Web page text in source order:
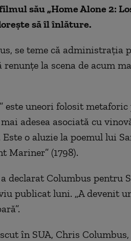
său „Home Alone 2:
să îl înlăture.
se teme că administrația
la scena de acum
este uneori folosit
adesea asociată cu
o aluzie la poemul lui
Mariner” (1798).
a declarat Columbus pentru
publicat luni. „A devenit
în SUA, Chris